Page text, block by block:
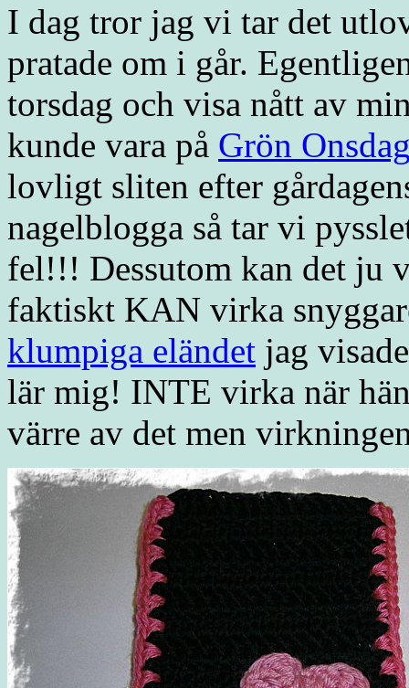
I dag tror jag vi tar det
pratade om i går.
torsdag och visa nått av
kunde vara på Grön
lovligt sliten efter
nagelblogga så tar vi
fel!!! Dessutom kan det ju
faktiskt KAN virka
klumpiga eländet jag
lär mig! INTE virka när
värre av det men